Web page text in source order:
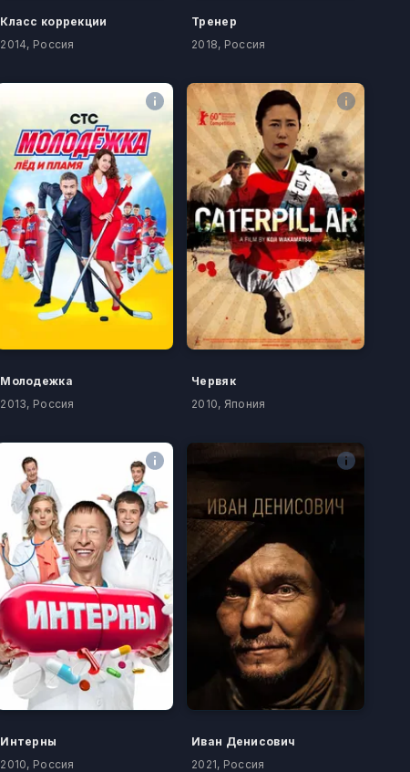
Класс коррекции
2014, Россия
Тренер
2018, Россия
Молодежка
2013, Россия
Червяк
2010, Япония
Интерны
2010, Россия
Иван Денисович
2021, Россия